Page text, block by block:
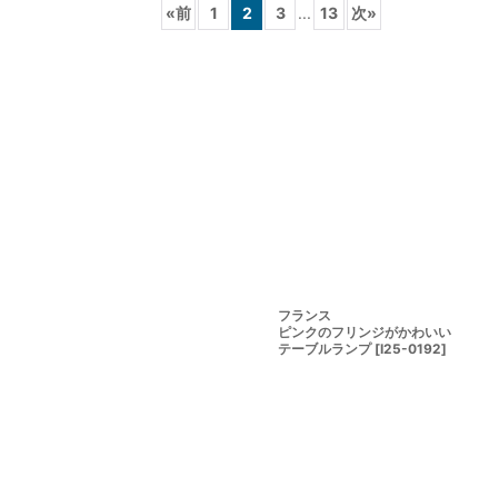
«前 1 2 3 ... 13 次»
フランス
ピンクのフリンジがかわいい
テーブルランプ [I25-0192]